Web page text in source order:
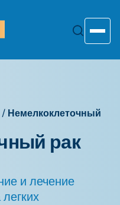
/ Немелкоклеточный
рак
и лечение